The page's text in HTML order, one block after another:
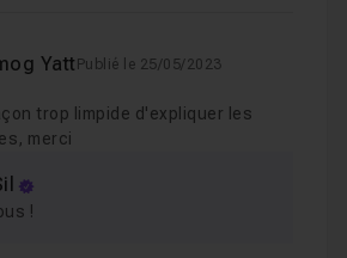
Yatt Publié le 25/05/2023
trop limpide d'expliquer les
merci
!